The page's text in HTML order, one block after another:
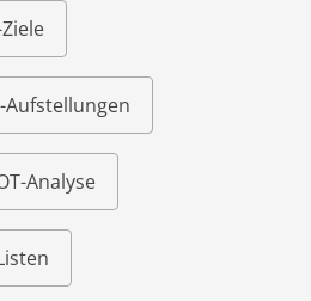
Analyse